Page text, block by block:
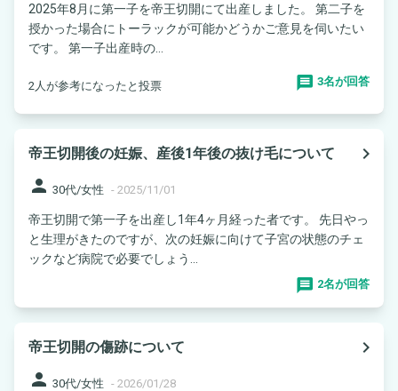
2025年8月に第一子を帝王切開にて出産しました。 第二子を
授かった場合にトーラックが可能かどうかご意見を伺いたい
です。 第一子出産時の...
2人が参考になったと投票 3名が回答
帝王切開後の妊娠、産後1年後の抜け毛について
navigate_next
person 30代/女性 - 2025/11/01
帝王切開で第一子を出産し1年4ヶ月経った者です。 先日やっ
と生理がきたのですが、次の妊娠に向けて子宮の状態のチェ
ックなど病院で必要でしょう...
2名が回答
帝王切開の傷跡について
navigate_next
person 30代/女性 - 2026/01/28